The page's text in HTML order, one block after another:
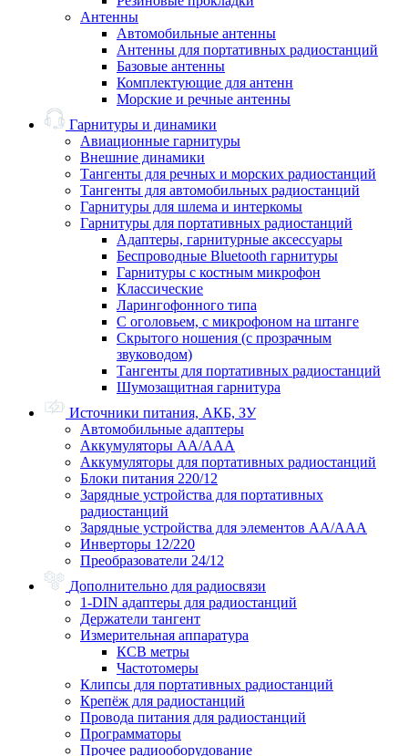
Антенны
Автомобильные антенны
Антенны для портативных радиостанций
Базовые антенны
Комплектующие для антенн
Морские и речные антенны
Гарнитуры и динамики
Авиационные гарнитуры
Внешние динамики
Тангенты для речных и морских радиостанций
Тангенты для автомобильных радиостанций
Гарнитуры для шлема и интеркомы
Гарнитуры для портативных радиостанций
Адаптеры, гарнитурные аксессуары
Беспроводные Bluetooth гарнитуры
Гарнитуры с костным микрофон
Классические
Ларингофонного типа
С оголовьем, с микрофоном на штанге
Скрытого ношения (с прозрачным
звуководом)
Тангенты для портативных радиостанций
Шумозащитная гарнитура
Источники питания, АКБ, ЗУ
Автомобильные адаптеры
Аккумуляторы АА/ААА
Аккумуляторы для портативных радиостанций
Блоки питания 220/12
Зарядные устройства для портативных
радиостанций
Зарядные устройства для элементов АА/ААА
Инверторы 12/220
Преобразователи 24/12
Дополнительно для радиосвязи
1-DIN адаптеры для радиостанций
Держатели тангент
Измерительная аппаратура
КСВ метры
Частотомеры
Клипсы для портативных радиостанций
Крепёж для радиостанций
Провода питания для радиостанций
Программаторы
Прочее радиооборудование